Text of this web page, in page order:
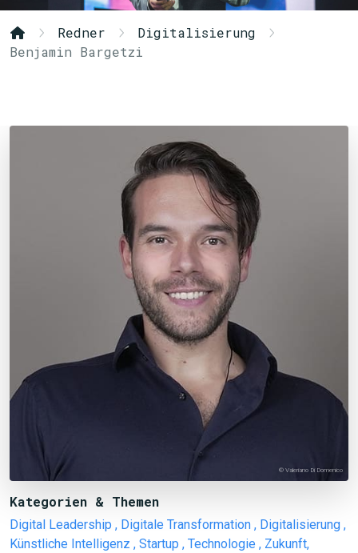
Redner
Digitalisierung
Benjamin Bargetzi
© Valeriano Di Domenico
Kategorien & Themen
Digital Leadership , Digitale Transformation , Digitalisierung ,
Künstliche Intelligenz , Startup , Technologie , Zukunft,